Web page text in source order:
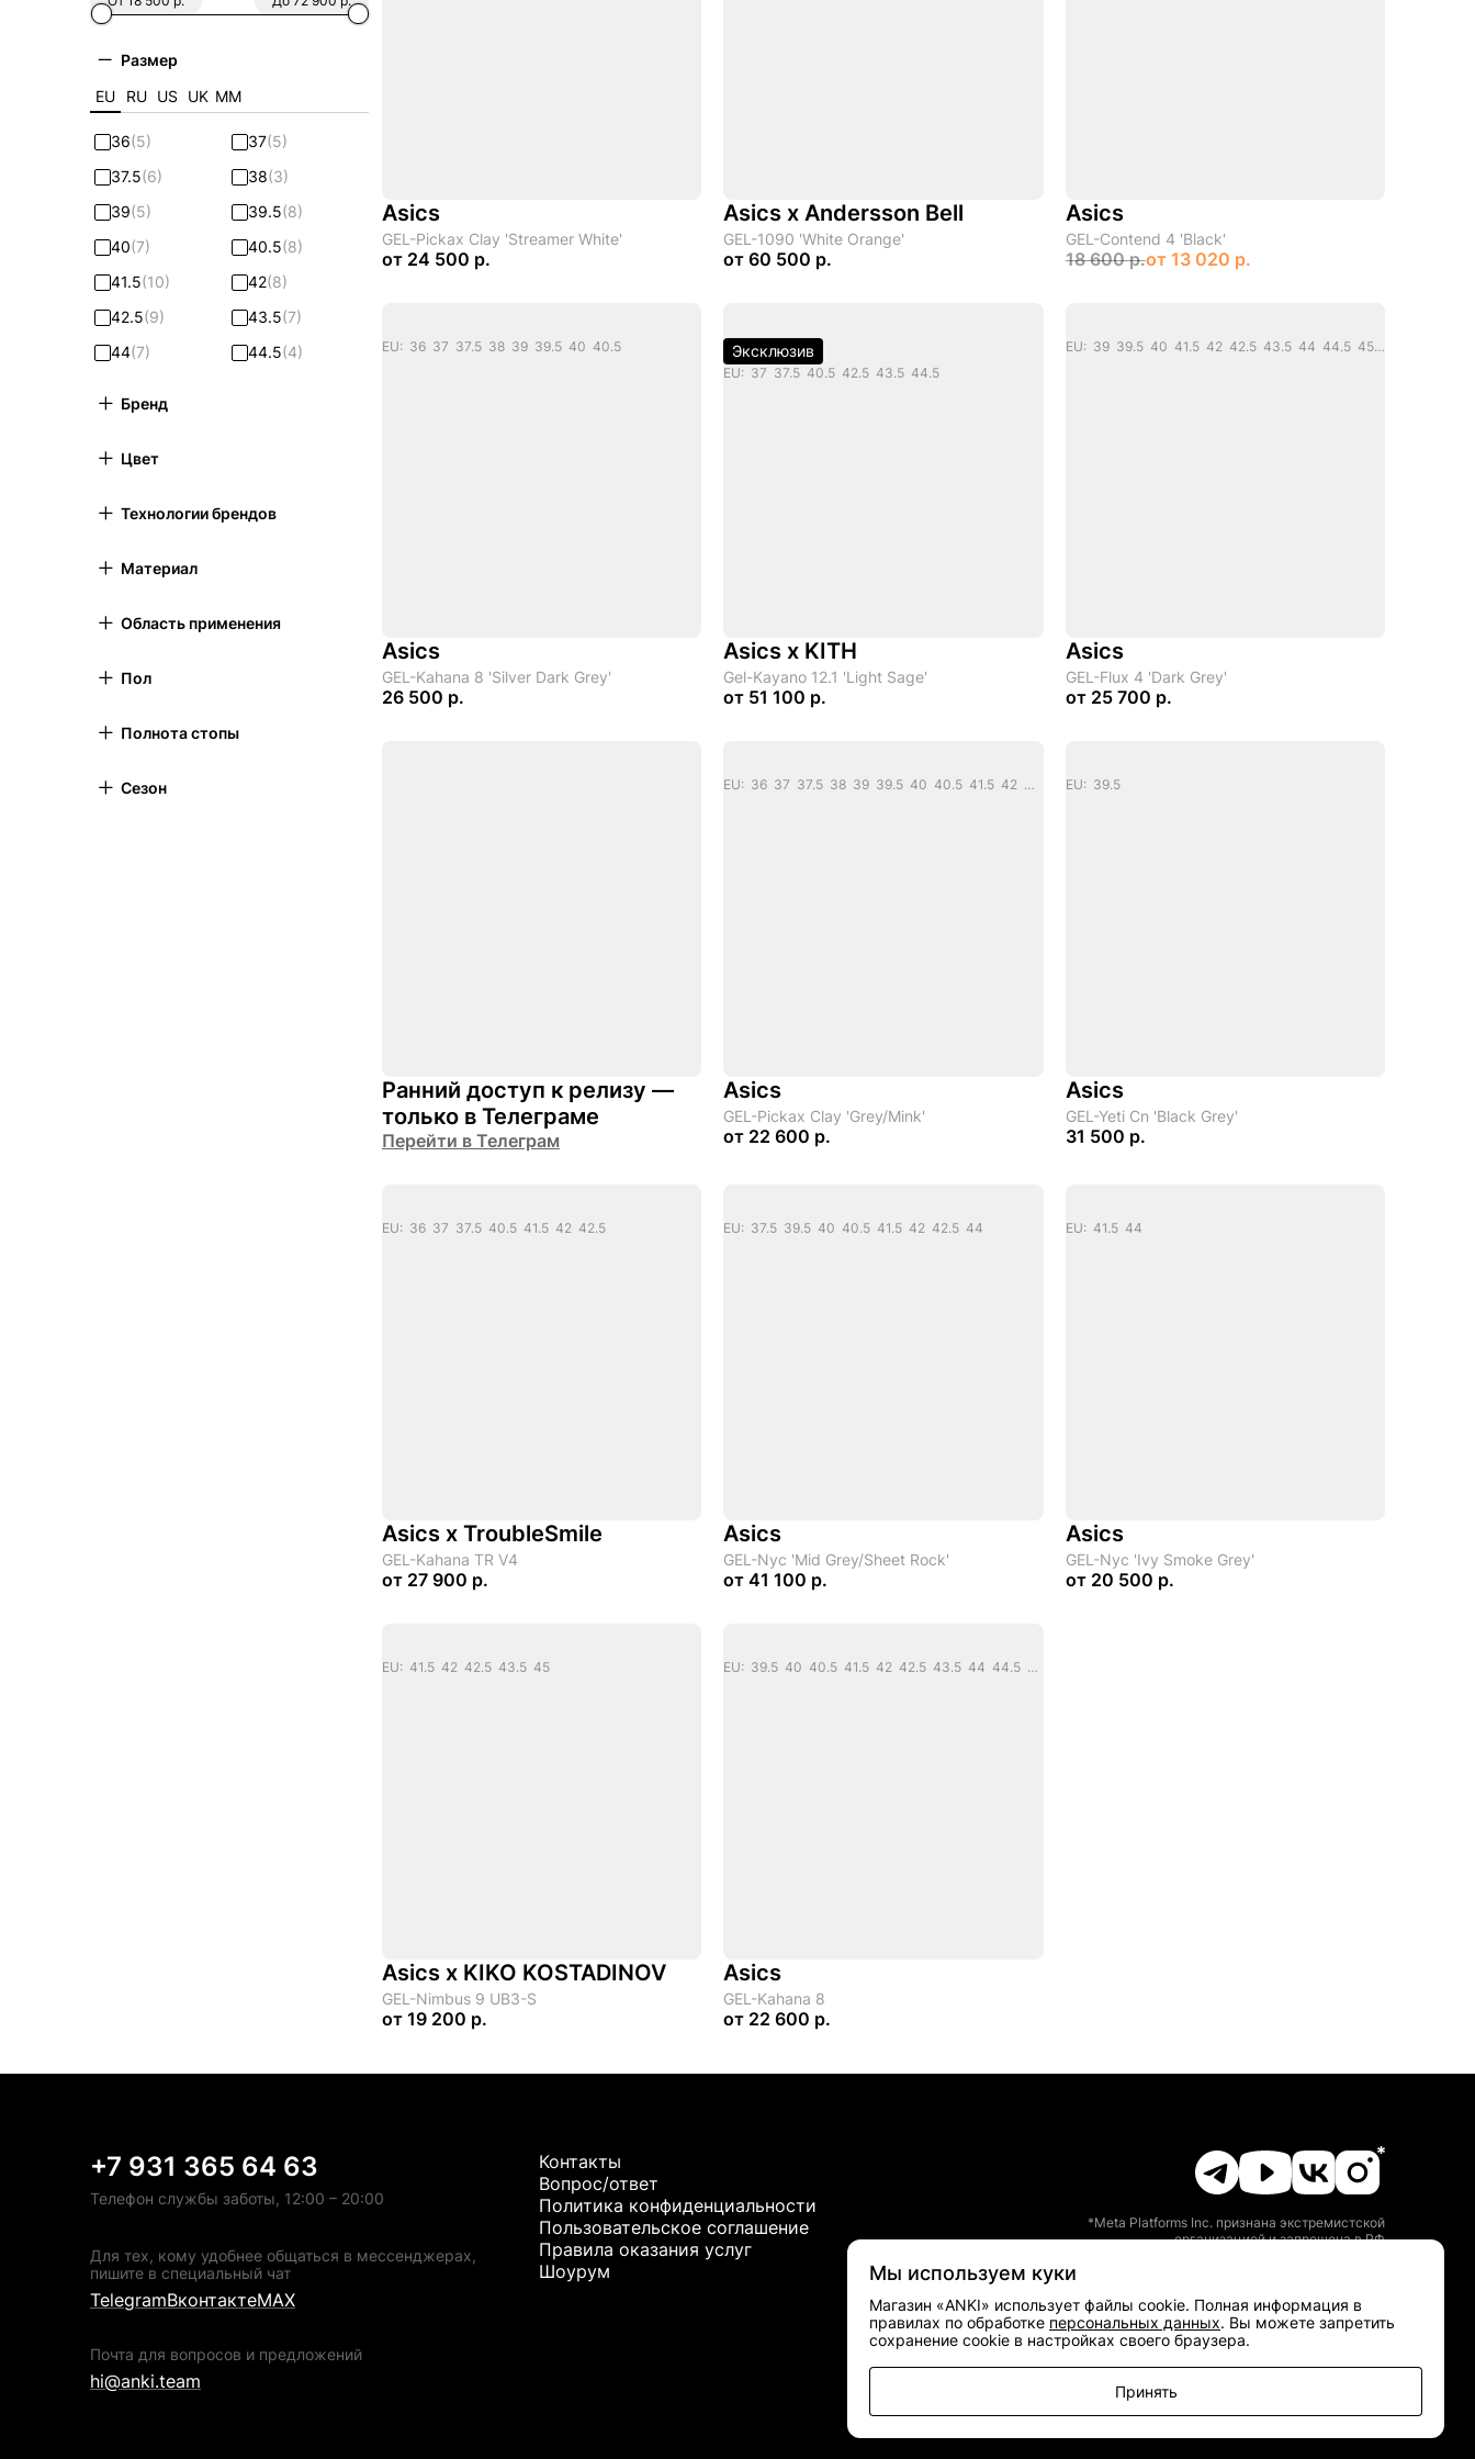
Размер
EU
RU US UK ММ
36(5) 37(5)
37.5(6) 38(3)
39(5) 39.5(8)
40(7) 40.5(8)
41.5(10) 42(8)
42.5(9) 43.5(7)
44(7) 44.5(4)
Бренд
Цвет
Технологии брендов
Материал
Область применения
Пол
Полнота стопы
Сезон
Asics
GEL-Pickax Clay 'Streamer White'
от 24 500 р.
Asics x Andersson Bell
GEL-1090 'White Orange'
от 60 500 р.
Asics
GEL-Contend 4 'Black'
18 600 р.от13 020 р.
EU: 36 37 37.5 38 39 39.5 40 40.5
Asics
GEL-Kahana 8 'Silver Dark Grey'
26 500 р.
Эксклюзив
EU: 37 37.5 40.5 42.5 43.5 44.5
Asics x KITH
Gel-Kayano 12.1 'Light Sage'
от 51 100 р.
EU: 39 39.5 40 41.5 42 42.5 43.5 44 44.5 45 46 46.5 47
Asics
GEL-Flux 4 'Dark Grey'
от25 700 р.
Ранний доступ к релизу —
только в Телеграме
Перейти в Телеграм
EU: 36 37 37.5 38 39 39.5 40 40.5 41.5 42 42.5 43.5 44 45
Asics
GEL-Pickax Clay 'Grey/Mink'
от 22 600 р.
EU: 39.5
Asics
GEL-Yeti Cn 'Black Grey'
31 500 р.
EU: 36 37 37.5 40.5 41.5 42 42.5
Asics x TroubleSmile
GEL-Kahana TR V4
от 27 900 р.
EU: 37.5 39.5 40 40.5 41.5 42 42.5 44
Asics
GEL-Nyc 'Mid Grey/Sheet Rock'
от 41 100 р.
EU: 41.5 44
Asics
GEL-Nyc 'Ivy Smoke Grey'
от20 500 р.
EU: 41.5 42 42.5 43.5 45
Asics x KIKO KOSTADINOV
GEL-Nimbus 9 UB3-S
от 19 200 р.
EU: 39.5 40 40.5 41.5 42 42.5 43.5 44 44.5 45 46.5
Asics
GEL-Kahana 8
от 22 600 р.
+7 931 365 64 63
Телефон службы заботы, 12:00 – 20:00
Для тех, кому удобнее общаться в мессенджерах,
пишите в специальный чат
TelegramВконтактеMAX
Почта для вопросов и предложений
hi@anki.team
Контакты
Вопрос/ответ
Политика конфиденциальности
Пользовательское соглашение
Правила оказания услуг
Шоурум
*Meta Platforms Inc. признана экстремистской
организацией и запрещена в РФ
Мы используем куки
Магазин «ANKI» использует файлы cookie. Полная информация в
правилах по обработке персональных данных. Вы можете запретить
сохранение cookie в настройках своего браузера.
Принять